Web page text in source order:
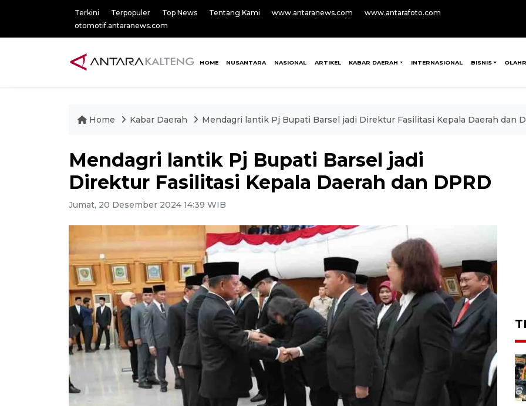
Terkini Terpopuler Top News Tentang Kami www.antaranews.com
www.antarafoto.com
otomotif.antaranews.com
HOME NUSANTARA NASIONAL ARTIKEL KABAR DAERAH INTERNASIONAL BISNIS
Home Kabar Daerah Mendagri lantik Pj Bupati Barsel jadi Direktur Fasilitasi Kepala Daerah dan
Mendagri lantik Pj Bupati Barsel jadi
Direktur Fasilitasi Kepala Daerah dan DPRD
Jumat, 20 Desember 2024 14:39 WIB